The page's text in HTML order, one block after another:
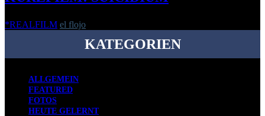
*REALFILM el flojo
KATEGORIEN
ALLGEMEIN
FEATURED
FOTOS
HEUTE GELERNT